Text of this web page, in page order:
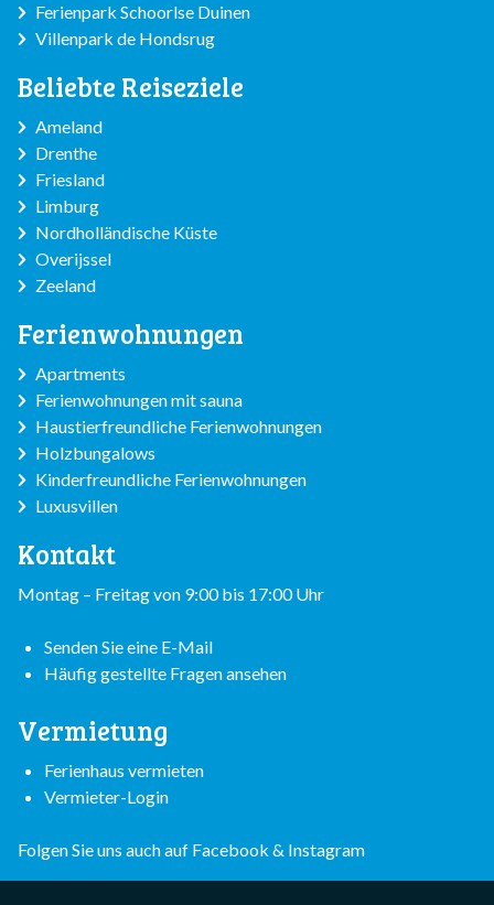
Ferienpark Schoorlse Duinen
Villenpark de Hondsrug
Beliebte Reiseziele
Ameland
Drenthe
Friesland
Limburg
Nordholländische Küste
Overijssel
Zeeland
Ferienwohnungen
Apartments
Ferienwohnungen mit sauna
Haustierfreundliche Ferienwohnungen
Holzbungalows
Kinderfreundliche Ferienwohnungen
Luxusvillen
Kontakt
Montag – Freitag von 9:00 bis 17:00 Uhr
Senden Sie eine E-Mail
Häufig gestellte Fragen ansehen
Vermietung
Ferienhaus vermieten
Vermieter-Login
Folgen Sie uns auch auf Facebook & Instagram